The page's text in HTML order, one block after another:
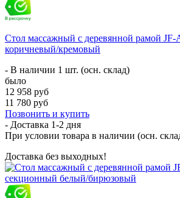
Стол массажный с деревянной рамой
коричневый/кремовый
- В наличии 1 шт. (осн. склад)
было
12 958 руб
11 780 руб
Позвонить и купить
- Доставка 1-2 дня
При условии товара в наличии (осн.
Доставка без выходных!